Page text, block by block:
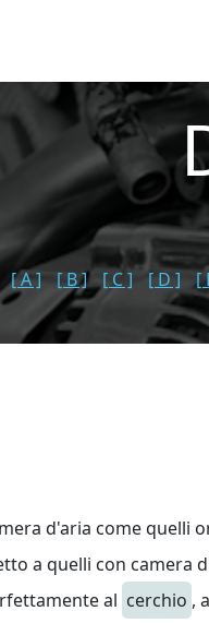
[ A ] [ B ] [ C ] [ D ] [
d'aria come quelli
a quelli con
al cerchio ,